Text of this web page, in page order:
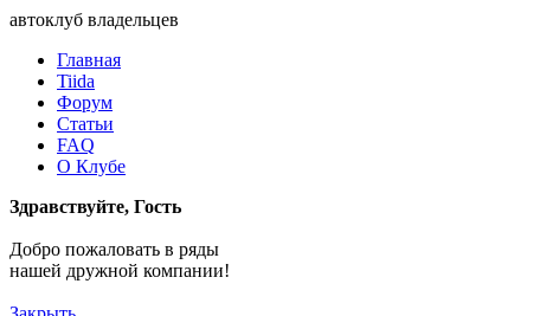
автоклуб владельцев
Главная
Tiida
Форум
Статьи
FAQ
О Клубе
Здравствуйте, Гость
Добро пожаловать в ряды
нашей дружной компании!